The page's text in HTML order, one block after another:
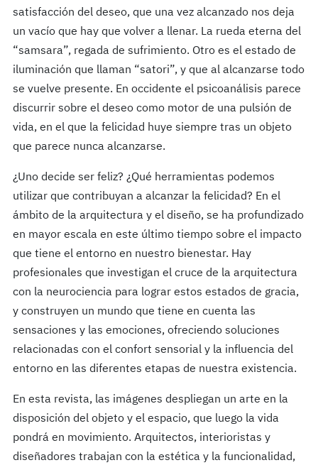
satisfacción del deseo, que una vez alcanzado nos deja
un vacío que hay que volver a llenar. La rueda eterna del
“samsara”, regada de sufrimiento. Otro es el estado de
iluminación que llaman “satori”, y que al alcanzarse todo
se vuelve presente. En occidente el psicoanálisis parece
discurrir sobre el deseo como motor de una pulsión de
vida, en el que la felicidad huye siempre tras un objeto
que parece nunca alcanzarse.
¿Uno decide ser feliz? ¿Qué herramientas podemos
utilizar que contribuyan a alcanzar la felicidad? En el
ámbito de la arquitectura y el diseño, se ha profundizado
en mayor escala en este último tiempo sobre el impacto
que tiene el entorno en nuestro bienestar. Hay
profesionales que investigan el cruce de la arquitectura
con la neurociencia para lograr estos estados de gracia,
y construyen un mundo que tiene en cuenta las
sensaciones y las emociones, ofreciendo soluciones
relacionadas con el confort sensorial y la influencia del
entorno en las diferentes etapas de nuestra existencia.
En esta revista, las imágenes despliegan un arte en la
disposición del objeto y el espacio, que luego la vida
pondrá en movimiento. Arquitectos, interioristas y
diseñadores trabajan con la estética y la funcionalidad,